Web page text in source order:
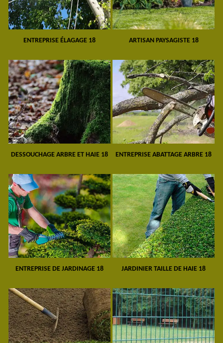
ENTREPRISE ÉLAGAGE 18 ARTISAN PAYSAGISTE 18
DESSOUCHAGE ARBRE ET HAIE 18 ENTREPRISE ABATTAGE ARBRE 18
ENTREPRISE DE JARDINAGE 18 JARDINIER TAILLE DE HAIE 18